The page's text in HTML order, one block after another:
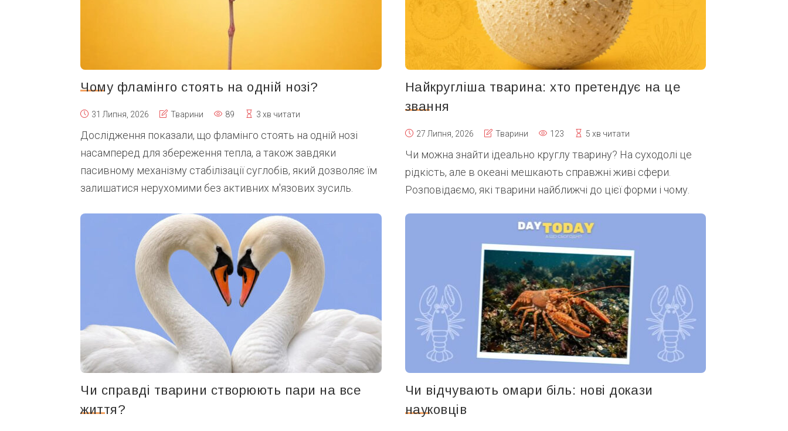
Чому фламінго стоять на одній нозі?
31 Липня, 2026 Тварини 89 3 хв читати
Дослідження показали, що фламінго стоять на одній нозі
насамперед для збереження тепла, а також завдяки
пасивному механізму стабілізації суглобів, який дозволяє їм
залишатися нерухомими без активних м'язових зусиль.
Найкругліша тварина: хто претендує на це
звання
27 Липня, 2026 Тварини 123 5 хв читати
Чи можна знайти ідеально круглу тварину? На суходолі це
рідкість, але в океані мешкають справжні живі сфери.
Розповідаємо, які тварини найближчі до цієї форми і чому.
Чи справді тварини створюють пари на все
життя?
Чи відчувають омари біль: нові докази
науковців